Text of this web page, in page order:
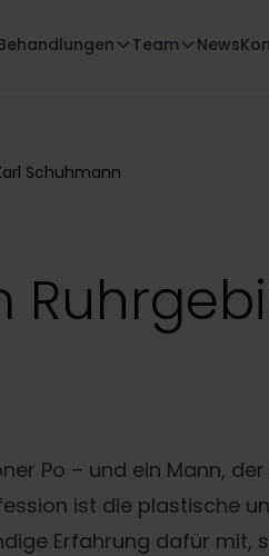
Team News
Schuhmann
Po – und ein Mann,
ist die plastische
Erfahrung dafür